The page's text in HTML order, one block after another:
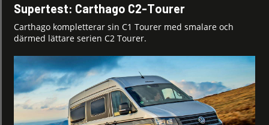
Supertest: Carthago C2-Tourer
Carthago kompletterar sin C1 Tourer med smalare och
därmed lättare serien C2 Tourer.